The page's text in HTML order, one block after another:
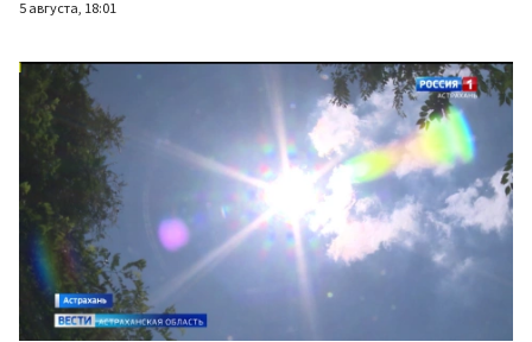
5 августа, 18:01